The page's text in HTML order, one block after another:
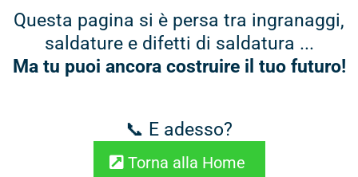
Questa pagina si è persa tra ingranaggi,
saldature e difetti di saldatura ...
Ma tu puoi ancora costruire il tuo futuro!
📞 E adesso?
Torna alla Home